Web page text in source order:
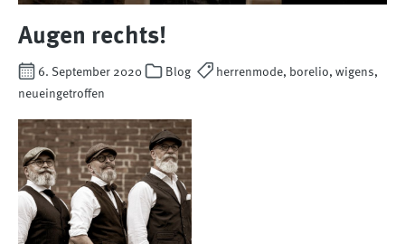
Augen rechts!
6. September 2020 Blog
herrenmode, borelio, wigens,
neueingetroffen